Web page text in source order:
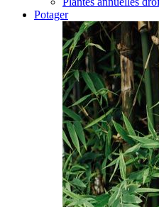
Potager